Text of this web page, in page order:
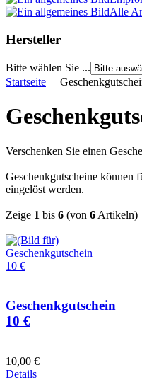
Alle
Hersteller
Bitte wählen Sie ...
Startseite
Verschenken Sie einen
Geschenkgutscheine können
eingelöst werden.
Zeige 1 bis 6 (von 6 Artikeln)
Geschenkgutschein
10 €
10,00 €
Details